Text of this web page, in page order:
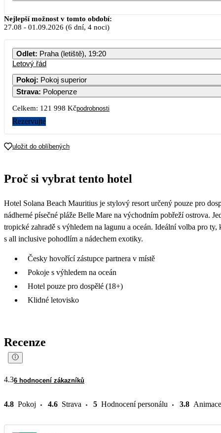
Srpen 2026
PO ÚT ST ČT PÁ
61 929 49 569
Nejlepší možnost v tomto období:
27.08 - 01.09.2026 (6 dní, 4 noci)
Odlet: Praha (letiště), 19:20
Letový řád
Pokoj: Pokoj superior
Strava: Polopenze
Celkem: 121 998 Kčpodrobnosti
Rezervujte
uložit do oblíbených
Proč si vybrat tento hotel
Hotel Solana Beach Mauritius je stylový resort určený pouze pro
nádherné písečné pláže Belle Mare na východním pobřeží ostrova.
tropické zahradě s výhledem na lagunu a oceán. Ideální volba pro
s all inclusive pohodlím a nádechem exotiky.
Česky hovořící zástupce partnera v místě
Pokoje s výhledem na oceán
Hotel pouze pro dospělé (18+)
Klidné letovisko
Recenze
4.36 hodnocení zákazníků
4.8 Pokoj 4.6 Strava 5 Hodnocení personálu 3.8 Animace